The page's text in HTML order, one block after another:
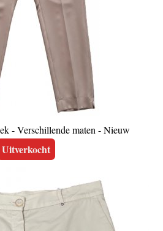
- Verschillende maten - Nieuw
Uitverkocht